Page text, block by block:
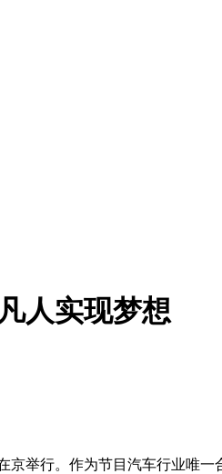
人实现梦想
举行。作为节目汽车行业唯一